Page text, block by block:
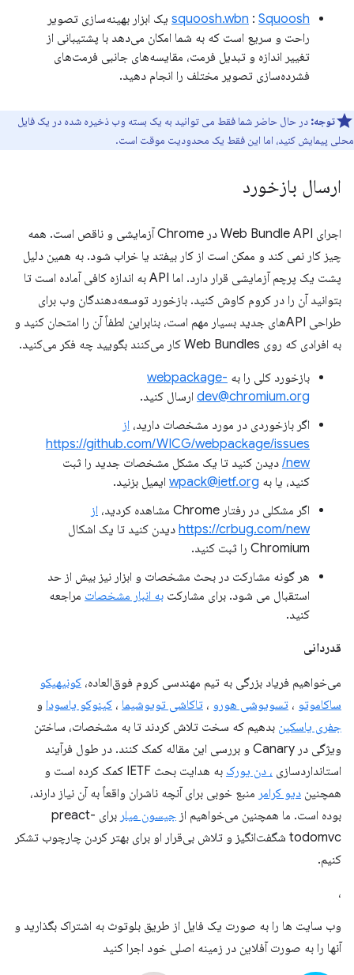
squoosh.wbn : Squoosh
یک ابزار بهینه‌سازی تصویر
راحت و سریع است که به شما امکان می‌دهد با پشتیبانی از
تغییر اندازه و تبدیل فرمت، مقایسه‌های جانبی فرمت‌های
فشرده‌سازی تصویر مختلف را انجام دهید.
توجه: در حال حاضر شما فقط می توانید به یک بسته وب ذخیره شده در یک فایل
محلی پیمایش کنید، اما این فقط یک محدودیت موقت است.
ارسال بازخورد
اجرای Web Bundle API در Chrome آزمایشی و ناقص است. همه
چیز کار نمی کند و ممکن است از کار بیفتد یا خراب شود. به همین دلیل
پشت یک پرچم آزمایشی قرار دارد. اما API به اندازه کافی آماده است تا
بتوانید آن را در کروم کاوش کنید. بازخورد توسعه‌دهندگان وب برای
طراحی APIهای جدید بسیار مهم است، بنابراین لطفاً آن را امتحان کنید و
به افرادی که روی Web Bundles کار می‌کنند بگویید چه فکر می‌کنید.
بازخورد کلی را به webpackage-
dev@chromium.org ارسال کنید.
اگر بازخوردی در مورد مشخصات دارید، از
https://github.com/WICG/webpackage/issues
/new دیدن کنید تا یک مشکل مشخصات جدید را ثبت
کنید، یا به wpack@ietf.org ایمیل بزنید.
اگر مشکلی در رفتار Chrome مشاهده کردید،
از
https://crbug.com/new دیدن کنید تا یک اشکال
Chromium را ثبت کنید.
هر گونه مشارکت در بحث مشخصات و ابزار نیز بیش از حد
استقبال می شود. برای مشارکت به انبار مشخصات مراجعه
کنید.
قدردانی
می‌خواهیم فریاد بزرگی به تیم مهندسی کروم فوق‌العاده، کونیهیکو
ساکاموتو ، تسویوشی هورو ، تاکاشی تویوشیما ، کینوکو یاسودا و
جفری یاسکین بدهیم که سخت تلاش کردند تا به مشخصات، ساختن
ویژگی در Canary و بررسی این مقاله کمک کنند. در طول فرآیند
استانداردسازی ، دن یورک
به هدایت بحث IETF کمک کرده است و
همچنین دیو کرامر منبع خوبی برای آنچه ناشران واقعاً به آن نیاز دارند،
بوده است. ما همچنین می‌خواهیم از جیسون میلر
برای preact-
todomvc شگفت‌انگیز و تلاش بی‌قرار او برای بهتر کردن چارچوب تشکر
کنیم.
،
وب سایت ها را به صورت یک فایل از طریق بلوتوث به اشتراک بگذارید و
آنها را به صورت آفلاین در زمینه اصلی خود اجرا کنید